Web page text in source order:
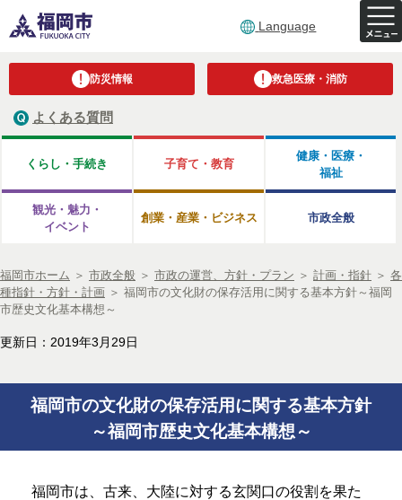
Language
防災情報 救急医療・消防
よくある質問
くらし・手続き 子育て・教育
健康・医療・
福祉
観光・魅力・
イベント
創業・産業・ビジネス 市政全般
福岡市ホーム ＞ 市政全般 ＞ 市政の運営、方針・プラン ＞ 計画・指針 ＞ 各
種指針・方針・計画 ＞ 福岡市の文化財の保存活用に関する基本方針～福岡
市歴史文化基本構想～
更新日：2019年3月29日
福岡市の文化財の保存活用に関する基本方針
～福岡市歴史文化基本構想～
福岡市は、古来、大陸に対する玄関口の役割を果た